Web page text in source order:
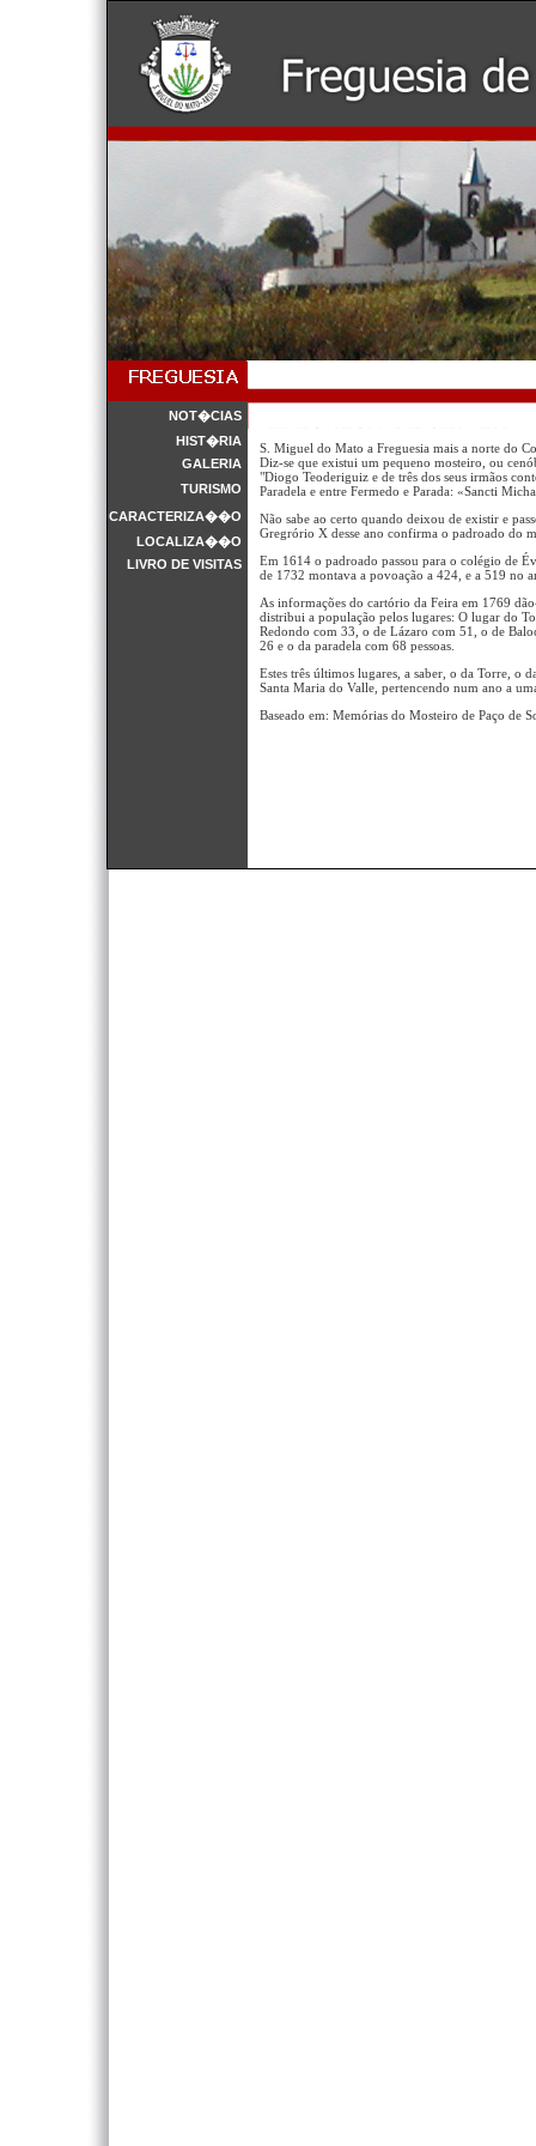
NOT�CIAS
HIST�RIA
GALERIA
TURISMO
CARACTERIZA��O
LOCALIZA��O
LIVRO DE VISITAS
S. Miguel do Mato a Freguesia mais a norte do
Diz-se que existui um pequeno mosteiro, ou
"Diogo Teoderiguiz e de três dos seus irmãos
Paradela e entre Fermedo e Parada: «Sancti
Não sabe ao certo quando deixou de existir e
Gregrório X desse ano confirma o padroado do
Em 1614 o padroado passou para o colégio de
de 1732 montava a povoação a 424, e a 519 no
As informações do cartório da Feira em 1769
distribui a população pelos lugares: O lugar do
Redondo com 33, o de Lázaro com 51, o de
26 e o da paradela com 68 pessoas.
Estes três últimos lugares, a saber, o da Torre, o
Santa Maria do Valle, pertencendo num ano a
Baseado em: Memórias do Mosteiro de Paço de